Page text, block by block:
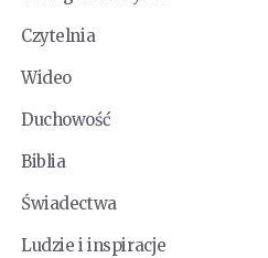
Czytelnia
Wideo
Duchowość
Biblia
Świadectwa
Ludzie i inspiracje